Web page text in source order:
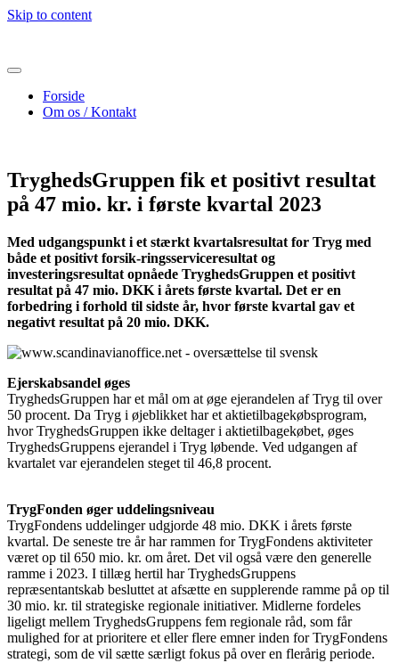
Skip to content
Forside
Om os / Kontakt
TryghedsGruppen fik et positivt resultat
på 47 mio. kr. i første kvartal 2023
Med udgangspunkt i et stærkt kvartalsresultat for Tryg med
både et positivt forsik-ringsserviceresultat og
investeringsresultat opnåede TryghedsGruppen et positivt
resultat på 47 mio. DKK i årets første kvartal. Det er en
forbedring i forhold til sidste år, hvor første kvartal gav et
negativt resultat på 20 mio. DKK.
Ejerskabsandel øges
TryghedsGruppen har et mål om at øge ejerandelen af Tryg til over
50 procent. Da Tryg i øjeblikket har et aktietilbagekøbsprogram,
hvor TryghedsGruppen ikke deltager i aktietilbagekøbet, øges
TryghedsGruppens ejerandel i Tryg løbende. Ved udgangen af
kvartalet var ejerandelen steget til 46,8 procent.
TrygFonden øger uddelingsniveau
TrygFondens uddelinger udgjorde 48 mio. DKK i årets første
kvartal. De seneste tre år har rammen for TrygFondens aktiviteter
været op til 650 mio. kr. om året. Det vil også være den generelle
ramme i 2023. I tillæg hertil har TryghedsGruppens
repræsentantskab besluttet at afsætte en supplerende ramme på op til
30 mio. kr. til strategiske regionale initiativer. Midlerne fordeles
ligeligt mellem TryghedsGruppens fem regionale råd, som får
mulighed for at prioritere et eller flere emner inden for TrygFondens
strategi, som de vil sætte særligt fokus på over en flerårig periode.